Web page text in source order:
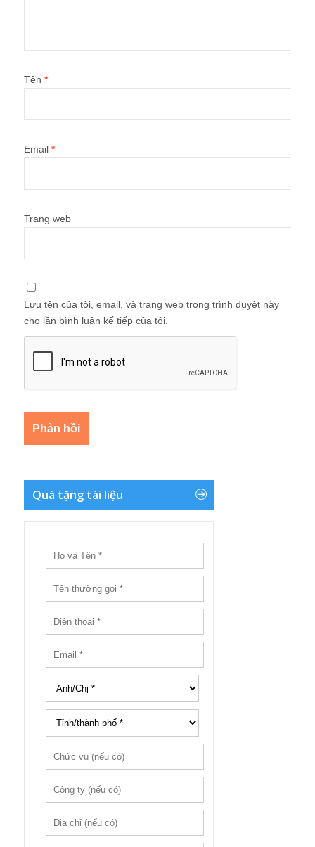
Tên *
Email *
Trang web
Lưu tên của tôi, email, và trang web trong trình duyệt này
cho lần bình luận kế tiếp của tôi.
Quà tặng tài liệu